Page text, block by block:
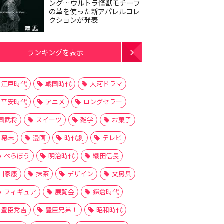
ング…ウルトラ怪獣モチーフ
の革を使った新アパレルコレ
クションが発表
ランキングを表示
江戸時代 戦国時代
大河ドラマ
平安時代
アニメ
ロングセラー
武将
スイーツ 雑学
お菓子
幕末
漫画 時代劇
テレビ
べらぼう
明治時代
織田信長
家康
抹茶 デザイン
文房具
フィギュア
展覧会
鎌倉時代
豊臣秀吉
豊臣兄弟！
昭和時代